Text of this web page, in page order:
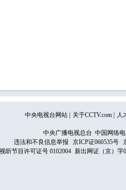
中央电视台网站 关于CCTV.com 人
中央广播电视总台 中国网络
违法和不良信息举报
京ICP证060535号
听节目许可证号 0102004 新出网证（京）